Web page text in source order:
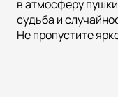
в атмосферу
судьба и
Не пропустите